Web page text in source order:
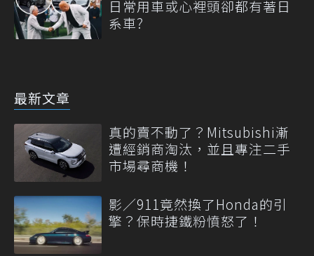
日常用車或心裡頭卻都有著日
系車?
最新文章
真的賣不動了？Mitsubishi漸
遭經銷商淘汰，並且專注二手
市場尋商機！
影／911竟然換了Honda的引
擎？保時捷鐵粉憤怒了！